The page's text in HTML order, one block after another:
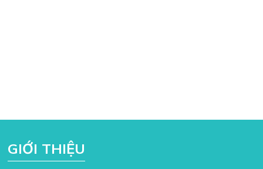
GIỚI THIỆU